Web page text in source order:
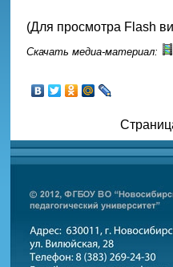
(Для просмотра Flash
Скачать медиа-материал: